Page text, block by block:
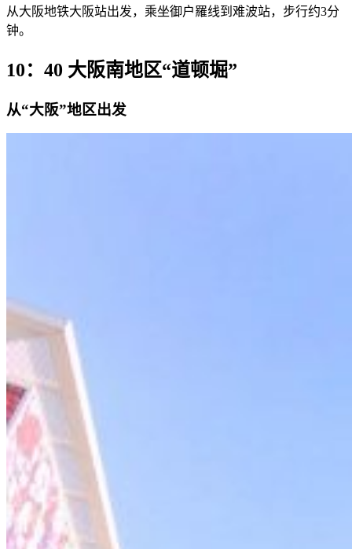
从大阪地铁大阪站出发，乘坐御户羅线到难波站，步行约3分
钟。
10：40 大阪南地区“道顿堀”
从“大阪”地区出发